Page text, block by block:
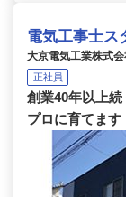
電気工事士ス
大京電気工業株式
正社員
創業40年以上
プロに育てます